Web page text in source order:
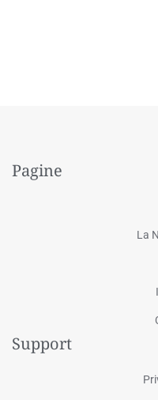
Pagine
La
Support